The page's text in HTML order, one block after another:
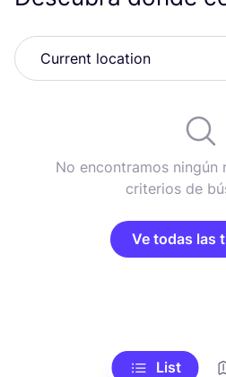
No encontramos ningún
criterios de
Ve todas las
List